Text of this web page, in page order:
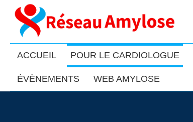
ACCUEIL POUR LE CARDIOLOGUE
ÉVÈNEMENTS WEB AMYLOSE